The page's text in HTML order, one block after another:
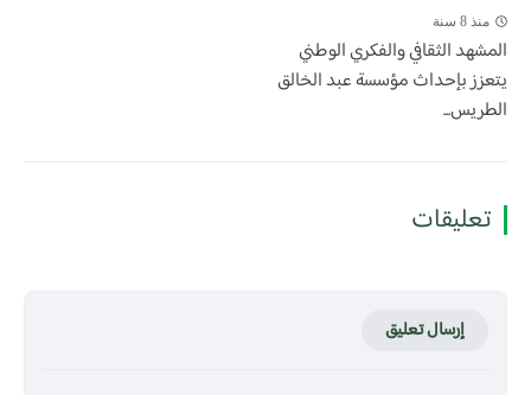
منذ 8 سنة
المشهد الثقافي والفكري الوطني
يتعزز بإحداث مؤسسة عبد الخالق
الطريس...
تعليقات
إرسال تعليق